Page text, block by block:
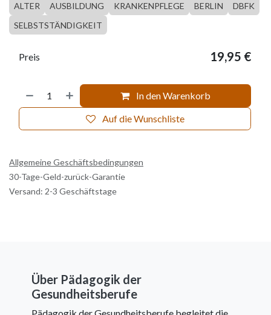
ALTER AUSBILDUNG KRANKENPFLEGE BERLIN
DBFK
SELBSTSTÄNDIGKEIT
In den Warenkorb
Auf die Wunschliste
Preis 19,95 €
Allgemeine Geschäftsbedingungen
30-Tage-Geld-zurück-Garantie
Versand: 2-3 Geschäftstage
Über Pädagogik der
Gesundheitsberufe